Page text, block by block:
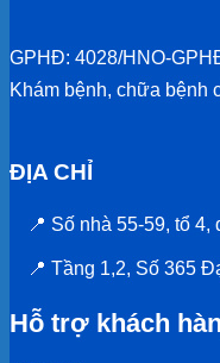
GPHĐ: 4028/HNO-
Khám bệnh, chữa bệnh
ĐỊA CHỈ
📍 Số nhà 55-59, tổ
📍 Tầng 1,2, Số 365
Hỗ trợ khách